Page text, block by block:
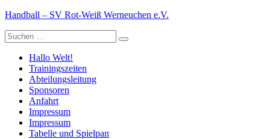
Zum
springen
Handball – SV Rot-Weiß Werneuchen e.V.
Suche
nach:
Hallo Welt!
Trainingszeiten
Abteilungsleitung
Sponsoren
Anfahrt
Impressum
Impressum
Tabelle und Spielpan